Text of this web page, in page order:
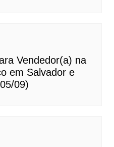
Vendedor(a) na
em Salvador e
09)